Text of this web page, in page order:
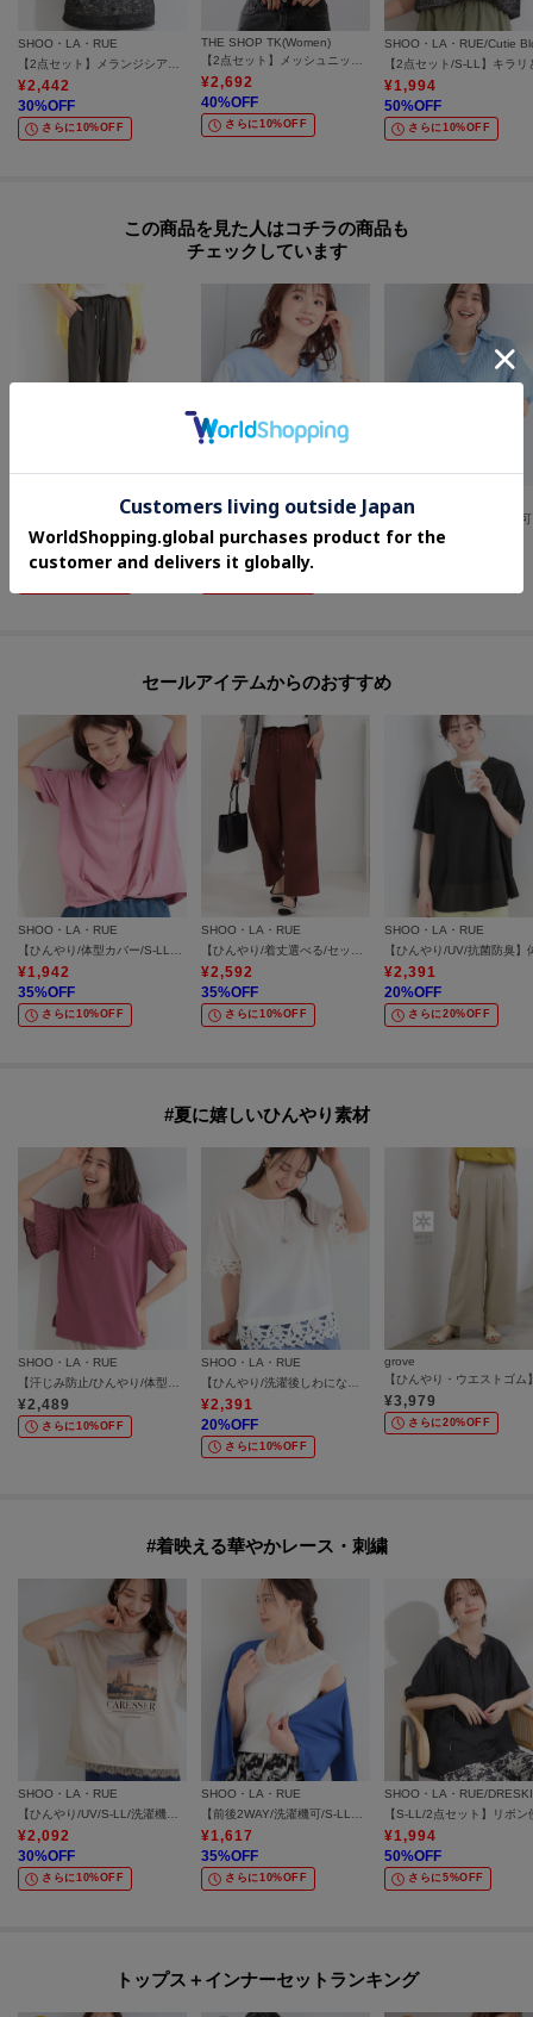
SHOO・LA・RUE
【2点セット】メランジシアートップス×タンクトップセット
¥2,442
30%OFF
さらに10%OFF
THE SHOP TK(Women)
【2点セット】メッシュニット+タンクトップ
¥2,692
40%OFF
さらに10%OFF
¥1,994
50%OFF
さらに10%OFF
この商品を見た人はコチラの商品も
チェックしています
2,442
30%OFF
SHOO・LA・RUE
【ひんやり/S-LL/体型カバー】フレアスリーブで二の腕を自然に隠せる 浅VネックTシャツ
¥1,617
35%OFF
¥2,989
セールアイテムからのおすすめ
SHOO・LA・RUE
【ひんやり/体型カバー/S-LL】インせず決まる フロントタックデザインTシャツ
¥1,942
35%OFF
さらに10%OFF
SHOO・LA・RUE
【ひんやり/着丈選べる/セットアップ可】洗濯後しわになりにくい とろみワイドパンツ
¥2,592
35%OFF
さらに10%OFF
SHOO・LA・RUE
¥2,391
20%OFF
さらに20%OFF
#夏に嬉しいひんやり素材
SHOO・LA・RUE
¥2,489
さらに10%OFF
SHOO・LA・RUE
¥2,391
20%OFF
さらに10%OFF
grove
¥3,979
さらに20%OFF
#着映える華やかレース・刺繍
SHOO・LA・RUE
【ひんやり/UV/S-LL/洗濯機可】真夏に着たい裾レースが女性らしさをプラスする プリントアソートTシャツ
¥2,092
30%OFF
さらに10%OFF
SHOO・LA・RUE
【前後2WAY/洗濯機可/S-LL】レースデザインタンクトップ
¥1,617
35%OFF
さらに10%OFF
SHOO・LA・RUE/
¥1,994
50%OFF
さらに5%OFF
トップス＋インナーセットランキング